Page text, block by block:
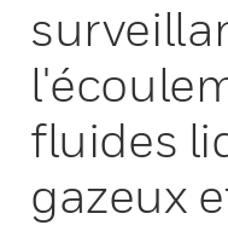
fluides
gazeux